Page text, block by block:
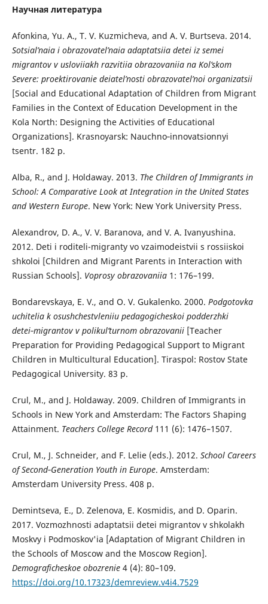
Научная литература
Afonkina, Yu. A., T. V. Kuzmicheva, and A. V. Burtseva. 2014.
Sotsial’naia i obrazovatel’naia adaptatsiia detei iz semei
migrantov v usloviiakh razvitiia obrazovaniia na Kol’skom
Severe: proektirovanie deiatel’nosti obrazovatel’noi organizatsii
[Social and Educational Adaptation of Children from Migrant
Families in the Context of Education Development in the
Kola North: Designing the Activities of Educational
Organizations]. Krasnoyarsk: Nauchno‑innovatsionnyi
tsentr. 182 p.
Alba, R., and J. Holdaway. 2013. The Children of Immigrants in
School: A Comparative Look at Integration in the United States
and Western Europe. New York: New York University Press.
Alexandrov, D. A., V. V. Baranova, and V. A. Ivanyushina.
2012. Deti i roditeli-migranty vo vzaimodeistvii s rossiiskoi
shkoloi [Children and Migrant Parents in Interaction with
Russian Schools]. Voprosy obrazovaniia1: 176–199.
Bondarevskaya, E. V., and O. V. Gukalenko. 2000. Podgotovka
uchitelia k osushchestvleniiu pedagogicheskoi podderzhki
detei‑migrantov v polikul’turnom obrazovanii[Teacher
Preparation for Providing Pedagogical Support to Migrant
Children in Multicultural Education]. Tiraspol: Rostov State
Pedagogical University. 83 p.
Crul, M., and J. Holdaway. 2009. Children of Immigrants in
Schools in New York and Amsterdam: The Factors Shaping
Attainment. Teachers College Record111 (6): 1476–1507.
Crul, M., J. Schneider, and F. Lelie (eds.). 2012. School Careers
of Second‑Generation Youth in Europe. Amsterdam:
Amsterdam University Press. 408 p.
Demintseva, E., D. Zelenova, E. Kosmidis, and D. Oparin.
2017. Vozmozhnosti adaptatsii detei migrantov v shkolakh
Moskvy i Podmoskov'ia [Adaptation of Migrant Children in
the Schools of Moscow and the Moscow Region].
Demograficheskoe obozrenie4 (4): 80–109.
https://doi.org/10.17323/demreview.v4i4.7529